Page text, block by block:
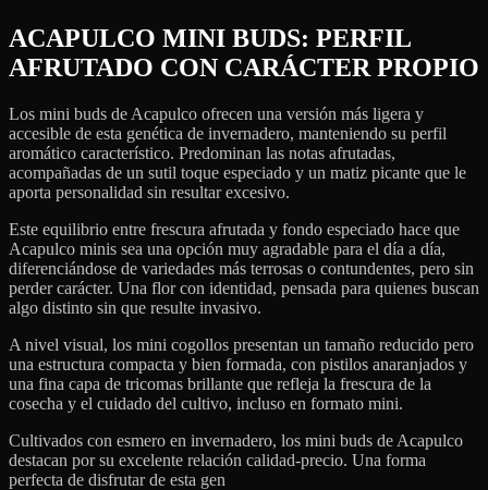
ACAPULCO MINI BUDS: PERFIL
AFRUTADO CON CARÁCTER PROPIO
Los mini buds de Acapulco ofrecen una versión más ligera y
accesible de esta genética de invernadero, manteniendo su perfil
aromático característico. Predominan las notas afrutadas,
acompañadas de un sutil toque especiado y un matiz picante que le
aporta personalidad sin resultar excesivo.
Este equilibrio entre frescura afrutada y fondo especiado hace que
Acapulco minis sea una opción muy agradable para el día a día,
diferenciándose de variedades más terrosas o contundentes, pero sin
perder carácter. Una flor con identidad, pensada para quienes buscan
algo distinto sin que resulte invasivo.
A nivel visual, los mini cogollos presentan un tamaño reducido pero
una estructura compacta y bien formada, con pistilos anaranjados y
una fina capa de tricomas brillante que refleja la frescura de la
cosecha y el cuidado del cultivo, incluso en formato mini.
Cultivados con esmero en invernadero, los mini buds de Acapulco
destacan por su excelente relación calidad-precio. Una forma
perfecta de disfrutar de esta gen